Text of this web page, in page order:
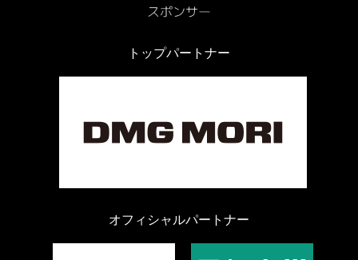
トップパートナー
オフィシャルパートナー